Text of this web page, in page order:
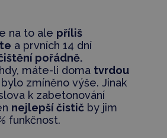
na to ale příliš
a prvních 14 dní
pořádně.
máte-li doma tvrdou
bylo zmíněno výše. Jinak
k zabetonování
nejlepší čistič by jim
funkčnost.